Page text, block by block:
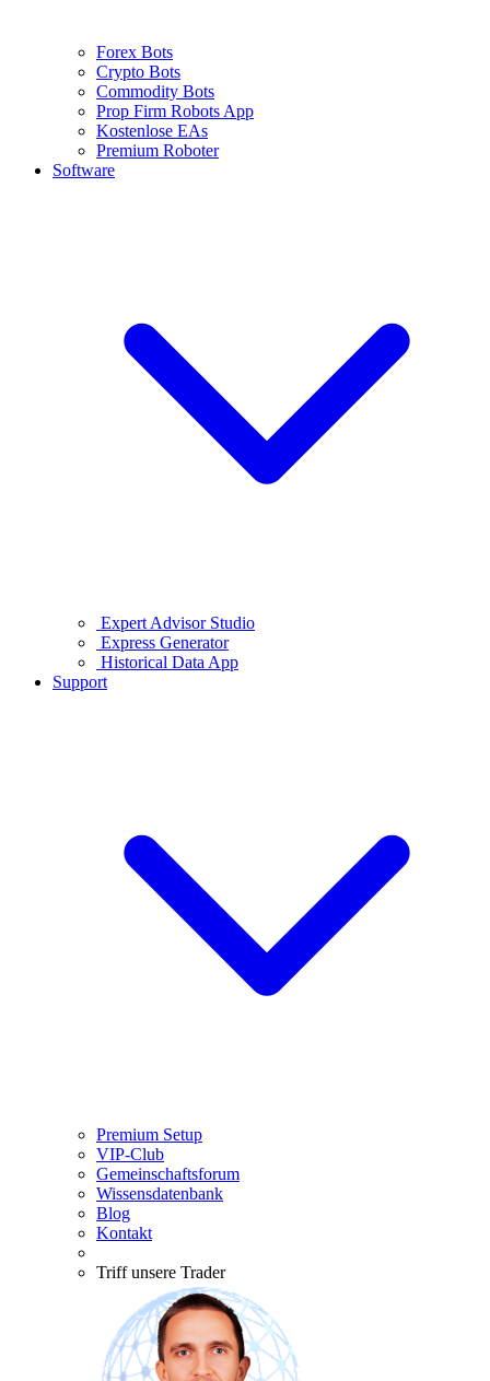
Forex Bots
Crypto Bots
Commodity Bots
Prop Firm Robots App
Kostenlose EAs
Premium Roboter
Software
Expert Advisor Studio
Express Generator
Historical Data App
Support
Premium Setup
VIP-Club
Gemeinschaftsforum
Wissensdatenbank
Blog
Kontakt
Triff unsere Trader